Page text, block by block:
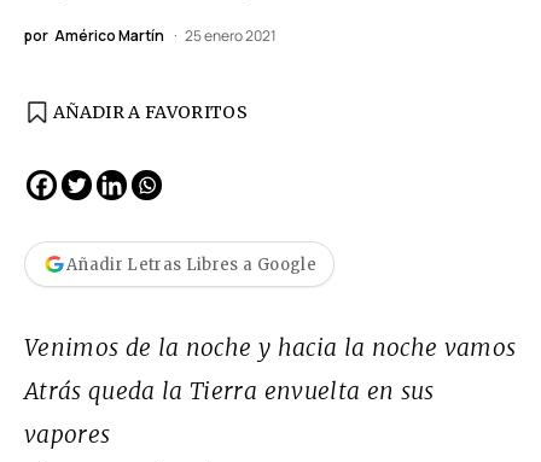
por Américo Martín 25 enero 2021
AÑADIR A FAVORITOS
Añadir Letras Libres a Google
Venimos de la noche y hacia la noche vamos
Atrás queda la Tierra envuelta en sus
vapores